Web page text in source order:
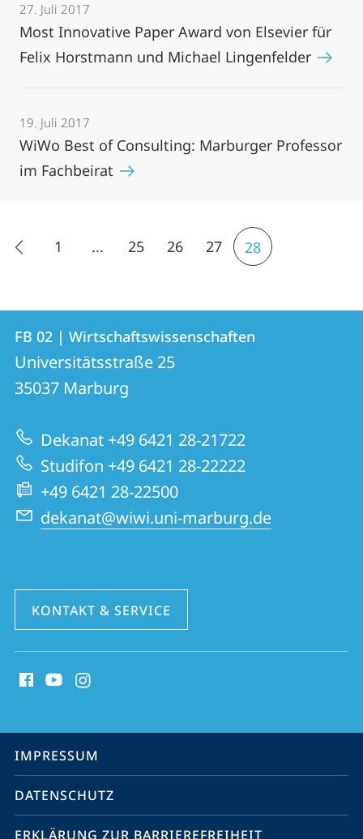
27. Juli 2017
Most Innovative Paper Award von Elsevier für
Felix Horstmann und Michael Lingenfelder
19. Juli 2017
WiWo Best of Consulting: Marburger Professor
im Fachbeirat
1 ... 25 26 27 28
Kontakt
und
Informationen
zur
Website
Kontaktinformationen
FB
02
|
Wirtschaftswissenschaften
FB 02 | Wirtschaftswissenschaften
Universitätsstraße 25
35037 Marburg
Dekanat +49 6421 28-21722
Studifon +49 6421 28-22222
+49 6421 28-22500
dekanat@wiwi.uni-marburg.de
KONTAKT & SERVICE
Media
Service-
Navigation
IMPRESSUM
DATENSCHUTZ
ERKLÄRUNG ZUR BARRIEREFREIHEIT